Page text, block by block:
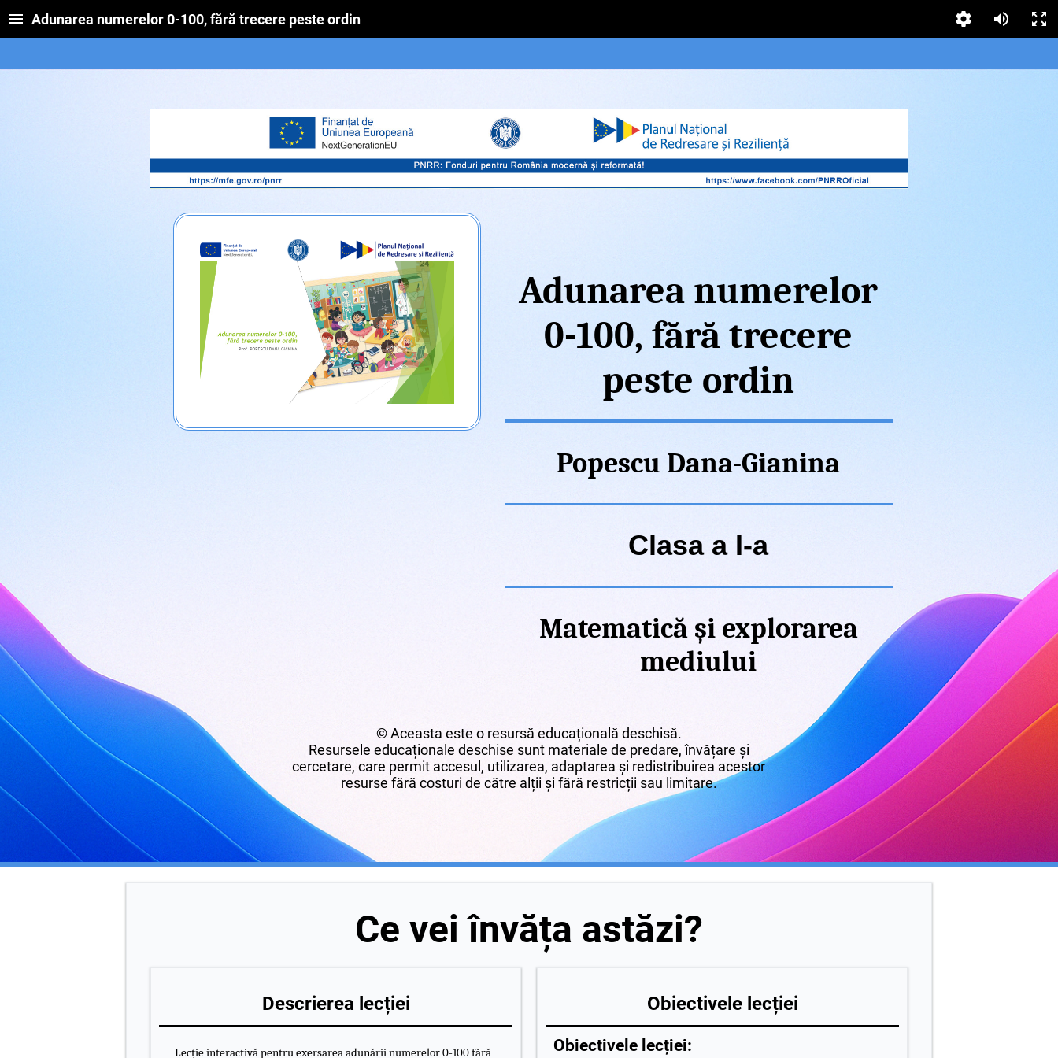
Adunarea numerelor 0-100, fără trecere peste ordin
Adunarea numerelor
0-100, fără trecere
peste ordin
Popescu Dana-Gianina
Clasa a I-a
Matematică și explorarea
mediului
© Aceasta este o resursă educațională deschisă.
Resursele educaționale deschise sunt materiale de predare, învățare și
cercetare, care permit accesul, utilizarea, adaptarea și redistribuirea acestor
resurse fără costuri de către alții și fără restricții sau limitare.
Ce vei învăța astăzi?
Descrierea lecției
Lecție interactivă pentru exersarea adunării numerelor 0-100 fără
Obiectivele lecției
Obiectivele lecției: